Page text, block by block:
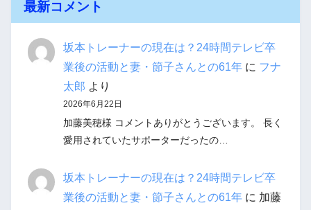
最新コメント
坂本トレーナーの現在は？24時間テレビ卒
業後の活動と妻・節子さんとの61年に フナ
太郎 より
2026年6月22日
加藤美穂様 コメントありがとうございます。 長く
愛用されていたサポーターだったの…
坂本トレーナーの現在は？24時間テレビ卒
業後の活動と妻・節子さんとの61年に 加藤